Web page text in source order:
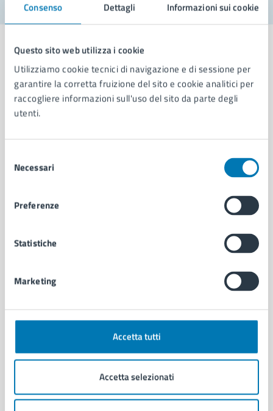
Consenso Dettagli Informazioni sui cookie
Questo sito web utilizza i cookie
Utilizziamo cookie tecnici di navigazione e di sessione per
garantire la corretta fruizione del sito e cookie analitici per
raccogliere informazioni sull'uso del sito da parte degli
utenti.
delNecessari
Preferenze
Statistiche
Marketing
Accetta tutti
Accetta selezionati
Comune di Napoli
Organi di governo
Enti e fondazioni
Documenti e dati
Ambiente
Autorizzazioni
Documenti e certificati
Educazione e formazione